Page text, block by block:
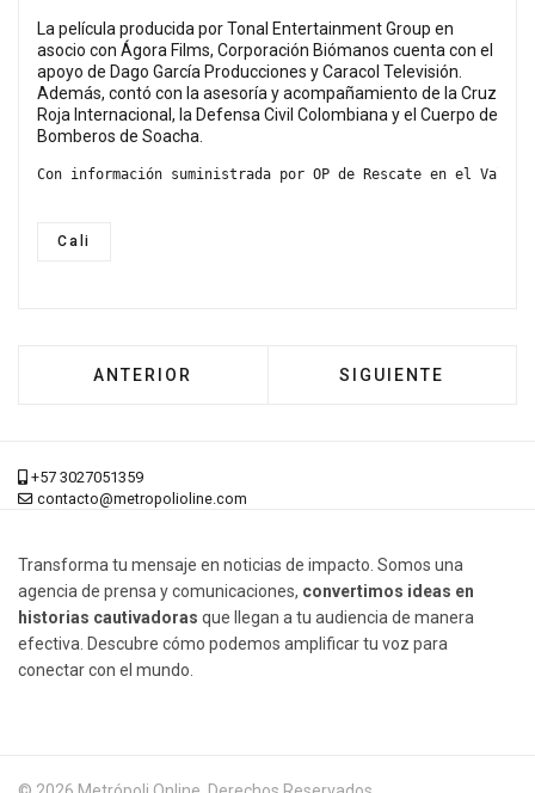
La película producida por Tonal Entertainment Group en
asocio con Ágora Films, Corporación Biómanos cuenta con el
apoyo de Dago García Producciones y Caracol Televisión.
Además, contó con la asesoría y acompañamiento de la Cruz
Roja Internacional, la Defensa Civil Colombiana y el Cuerpo de
Bomberos de Soacha.
Con información suministrada por OP de Rescate en el Valle
Cali
ARTÍCULO ANTERIOR: CORFERIAS ABRIÓ
ANTERIOR ARTÍCULO
SIGUIENTE
+57 3027051359
contacto@metropolioline.com
Transforma tu mensaje en noticias de impacto. Somos una
agencia de prensa y comunicaciones, convertimos ideas en
historias cautivadoras que llegan a tu audiencia de manera
efectiva. Descubre cómo podemos amplificar tu voz para
conectar con el mundo.